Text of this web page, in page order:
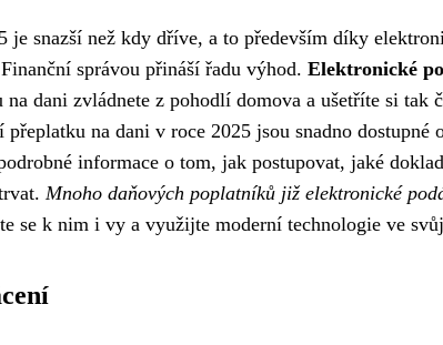
je snazší než kdy dříve, a to především díky
správou přináší řadu výhod. Elektronické
dani zvládnete z pohodlí domova a ušetříte si tak
na dani v roce 2025 jsou snadno dostupné
informace o tom, jak postupovat, jaké
Mnoho daňových poplatníků již elektronické
se k nim i vy a využijte moderní technologie ve